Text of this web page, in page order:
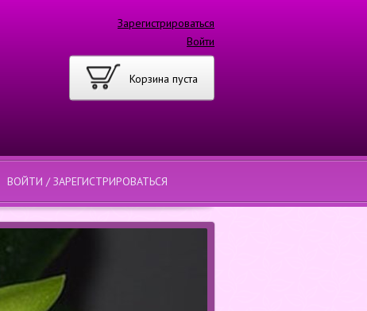
Корзина пуста
Зарегистрироваться
Войти
ВОЙТИ / ЗАРЕГИСТРИРОВАТЬСЯ